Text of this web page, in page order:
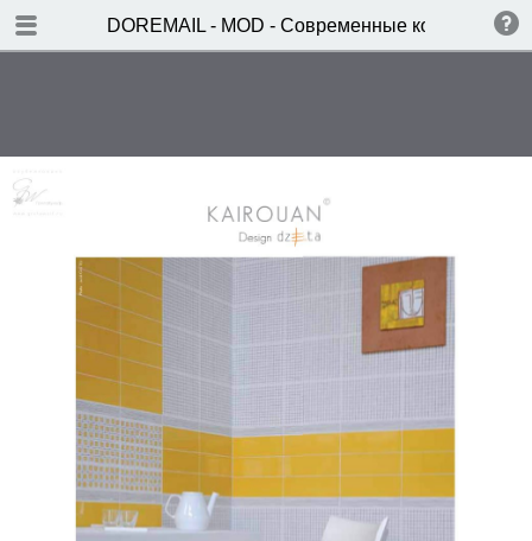
DOREMAIL - MOD - Современные коллекции
TABLE OF CONTENTS
KAIROUAN
CITY ACIDULE 20x20
CITY SATINE 10x30
CITY SATINE 20x20
CHIRAZ